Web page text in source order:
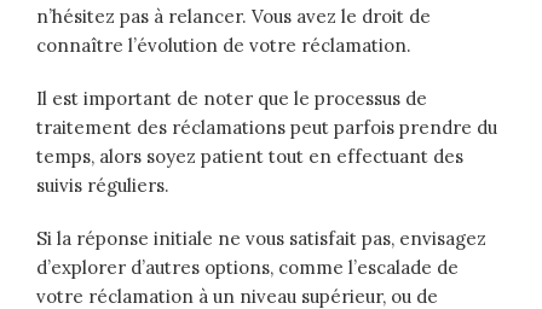
n’hésitez pas à relancer. Vous avez le droit de
connaître l’évolution de votre réclamation.
Il est important de noter que le processus de
traitement des réclamations peut parfois prendre du
temps, alors soyez patient tout en effectuant des
suivis réguliers.
Si la réponse initiale ne vous satisfait pas, envisagez
d’explorer d’autres options, comme l’escalade de
votre réclamation à un niveau supérieur, ou de